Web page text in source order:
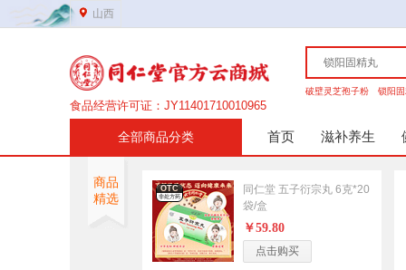
山西
食品经营许可证：JY11401710010965
医疗器械许可证：晋综食药监械经营许20210153号
网站域名：www.tongrentangmall.com
药品经营许可证：晋DA351b00134
破壁灵芝孢子粉 锁阳
全部商品分类
非处方药
男科
妇科
传统滋补
高端礼盒
参茸细贵
首页 滋补养生
商品
精选
OTC
非处方药
同仁堂 五子衍宗丸 6克*20
袋/盒
￥59.80
点击购买